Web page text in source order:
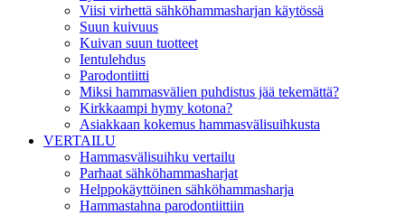
Viisi virhettä sähköhammasharjan käytössä
Suun kuivuus
Kuivan suun tuotteet
Ientulehdus
Parodontiitti
Miksi hammasvälien puhdistus jää tekemättä?
Kirkkaampi hymy kotona?
Asiakkaan kokemus hammasvälisuihkusta
VERTAILU
Hammasvälisuihku vertailu
Parhaat sähköhammasharjat
Helppokäyttöinen sähköhammasharja
Hammastahna parodontiittiin